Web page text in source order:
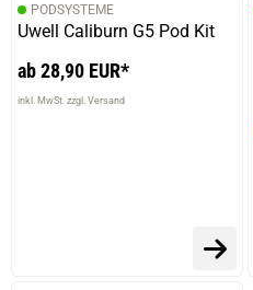
PODSYSTEME
Uwell Caliburn G5 Pod Kit
ab 28,90 EUR*
inkl. MwSt. zzgl. Versand